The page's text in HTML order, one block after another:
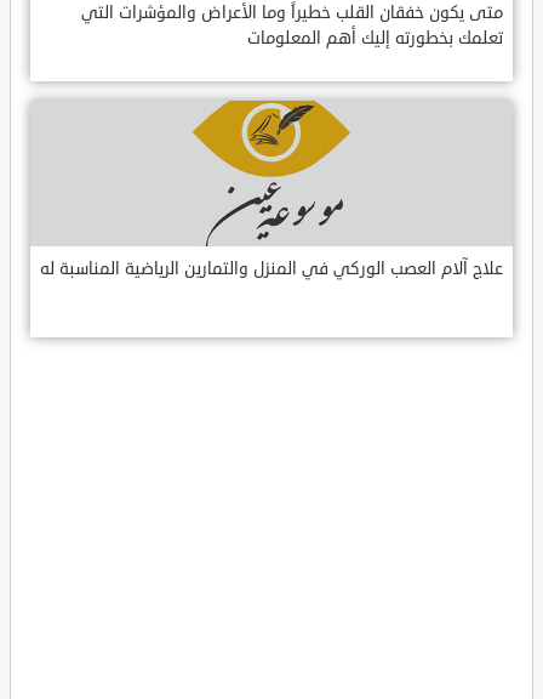
متى يكون خفقان القلب خطيراً وما الأعراض والمؤشرات التي
تعلمك بخطورته إليك أهم المعلومات
علاج آلام العصب الوركي في المنزل والتمارين الرياضية المناسبة له